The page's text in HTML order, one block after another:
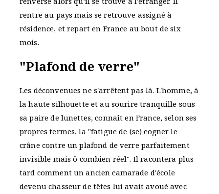
rentre au pays mais se retrouve assigné à
résidence, et repart en France au bout de six
mois.
"Plafond de verre"
Les déconvenues ne s'arrêtent pas là. L'homme, à
la haute silhouette et au sourire tranquille sous
sa paire de lunettes, connaît en France, selon ses
propres termes, la "fatigue de (se) cogner le
crâne contre un plafond de verre parfaitement
invisible mais ô combien réel". Il racontera plus
tard comment un ancien camarade d'école
devenu chasseur de têtes lui avait avoué avec